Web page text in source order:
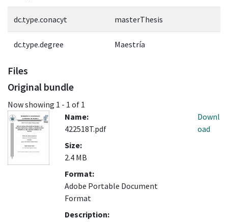
dc.type.conacyt masterThesis
dc.type.degree Maestría
Files
Original bundle
Now showing 1 - 1 of 1
Name:
422518T.pdf
Size:
2.4 MB
Format:
Adobe Portable Document
Format
Description:
Downl
oad